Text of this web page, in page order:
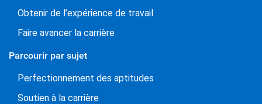
Obtenir de l’expérience de travail
Faire avancer la carrière
Parcourir par sujet
Perfectionnement des aptitudes
Soutien à la carrière